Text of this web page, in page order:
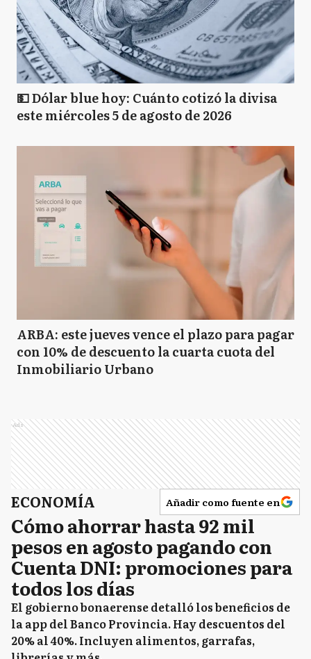
💵 Dólar blue hoy: Cuánto cotizó la divisa
este miércoles 5 de agosto de 2026
ARBA: este jueves vence el plazo para pagar
con 10% de descuento la cuarta cuota del
Inmobiliario Urbano
Ads
ECONOMÍA Añadir como fuente en
Cómo ahorrar hasta 92 mil
pesos en agosto pagando con
Cuenta DNI: promociones para
todos los días
El gobierno bonaerense detalló los beneficios de
la app del Banco Provincia. Hay descuentos del
20% al 40%. Incluyen alimentos, garrafas,